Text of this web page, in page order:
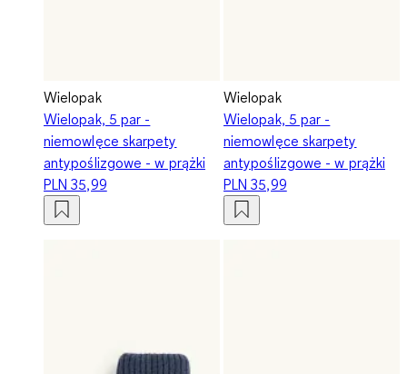
Wielopak
Wielopak, 5 par -
niemowlęce skarpety
antypoślizgowe - w prążki
PLN 35,99
Wielopak
Wielopak, 5 par -
niemowlęce skarpety
antypoślizgowe - w prążki
PLN 35,99